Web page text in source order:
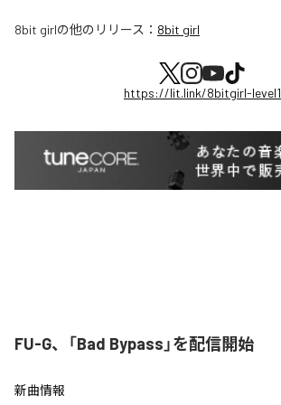
8bit girlの他のリリース： 8bit girl
https://lit.link/8bitgirl-level1
FU-G、「Bad Bypass」を配信開始
新曲情報